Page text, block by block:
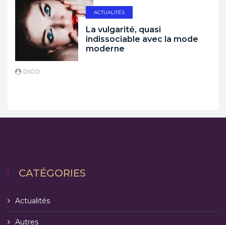
ACTUALITÉS
La vulgarité, quasi
indissociable avec la mode
moderne
DICO
CATÉGORIES
Actualités
Autres